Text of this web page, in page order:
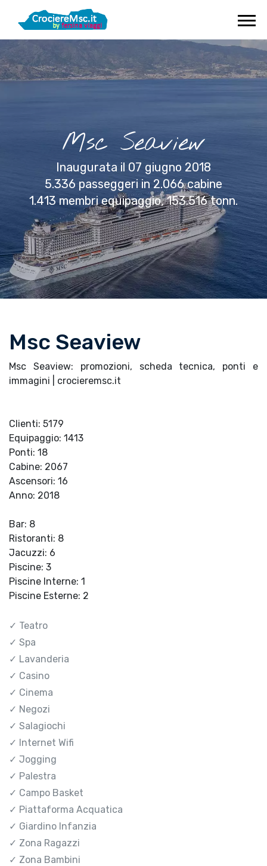
Msc Seaview
Inaugurata il 07 giugno 2018
5.336 passeggeri in 2.066 cabine
1.413 membri equipaggio, 153.516 tonn.
Msc Seaview
Msc Seaview: promozioni, scheda tecnica, ponti e
immagini | crocieremsc.it
Clienti: 5179
Equipaggio: 1413
Ponti: 18
Cabine: 2067
Ascensori: 16
Anno: 2018
Bar: 8
Ristoranti: 8
Jacuzzi: 6
Piscine: 3
Piscine Interne: 1
Piscine Esterne: 2
✓ Teatro
✓ Spa
✓ Lavanderia
✓ Casino
✓ Cinema
✓ Negozi
✓ Salagiochi
✓ Internet Wifi
✓ Jogging
✓ Palestra
✓ Campo Basket
✓ Piattaforma Acquatica
✓ Giardino Infanzia
✓ Zona Ragazzi
✓ Zona Bambini